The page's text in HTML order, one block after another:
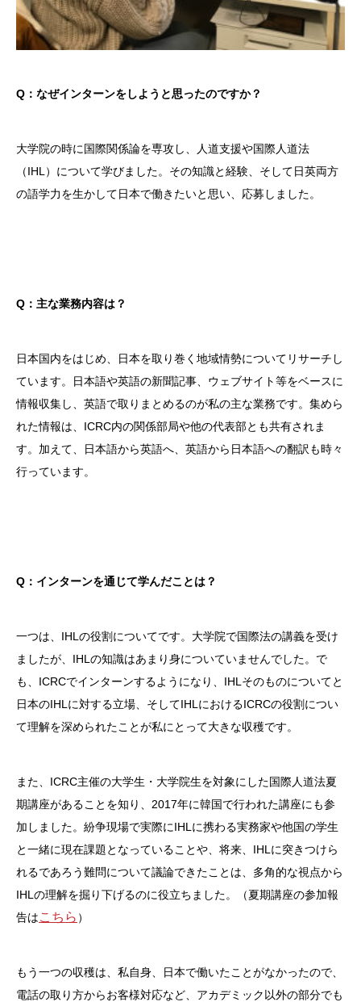
Q：なぜインターンをしようと思ったのですか？
大学院の時に国際関係論を専攻し、人道支援や国際人道法
（IHL）について学びました。その知識と経験、そして日英両方
の語学力を生かして日本で働きたいと思い、応募しました。
Q：主な業務内容は？
日本国内をはじめ、日本を取り巻く地域情勢についてリサーチし
ています。日本語や英語の新聞記事、ウェブサイト等をベースに
情報収集し、英語で取りまとめるのが私の主な業務です。集めら
れた情報は、ICRC内の関係部局や他の代表部とも共有されま
す。加えて、日本語から英語へ、英語から日本語への翻訳も時々
行っています。
Q：インターンを通じて学んだことは？
一つは、IHLの役割についてです。大学院で国際法の講義を受け
ましたが、IHLの知識はあまり身についていませんでした。で
も、ICRCでインターンするようになり、IHLそのものについてと
日本のIHLに対する立場、そしてIHLにおけるICRCの役割につい
て理解を深められたことが私にとって大きな収穫です。
また、ICRC主催の大学生・大学院生を対象にした国際人道法夏
期講座があることを知り、2017年に韓国で行われた講座にも参
加しました。紛争現場で実際にIHLに携わる実務家や他国の学生
と一緒に現在課題となっていることや、将来、IHLに突きつけら
れるであろう難問について議論できたことは、多角的な視点から
IHLの理解を掘り下げるのに役立ちました。（夏期講座の参加報
告はこちら ）
もう一つの収穫は、私自身、日本で働いたことがなかったので、
電話の取り方からお客様対応など、アカデミック以外の部分でも